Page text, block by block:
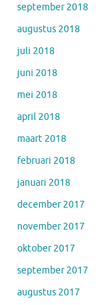
september 2018
augustus 2018
juli 2018
juni 2018
mei 2018
april 2018
maart 2018
februari 2018
januari 2018
december 2017
november 2017
oktober 2017
september 2017
augustus 2017